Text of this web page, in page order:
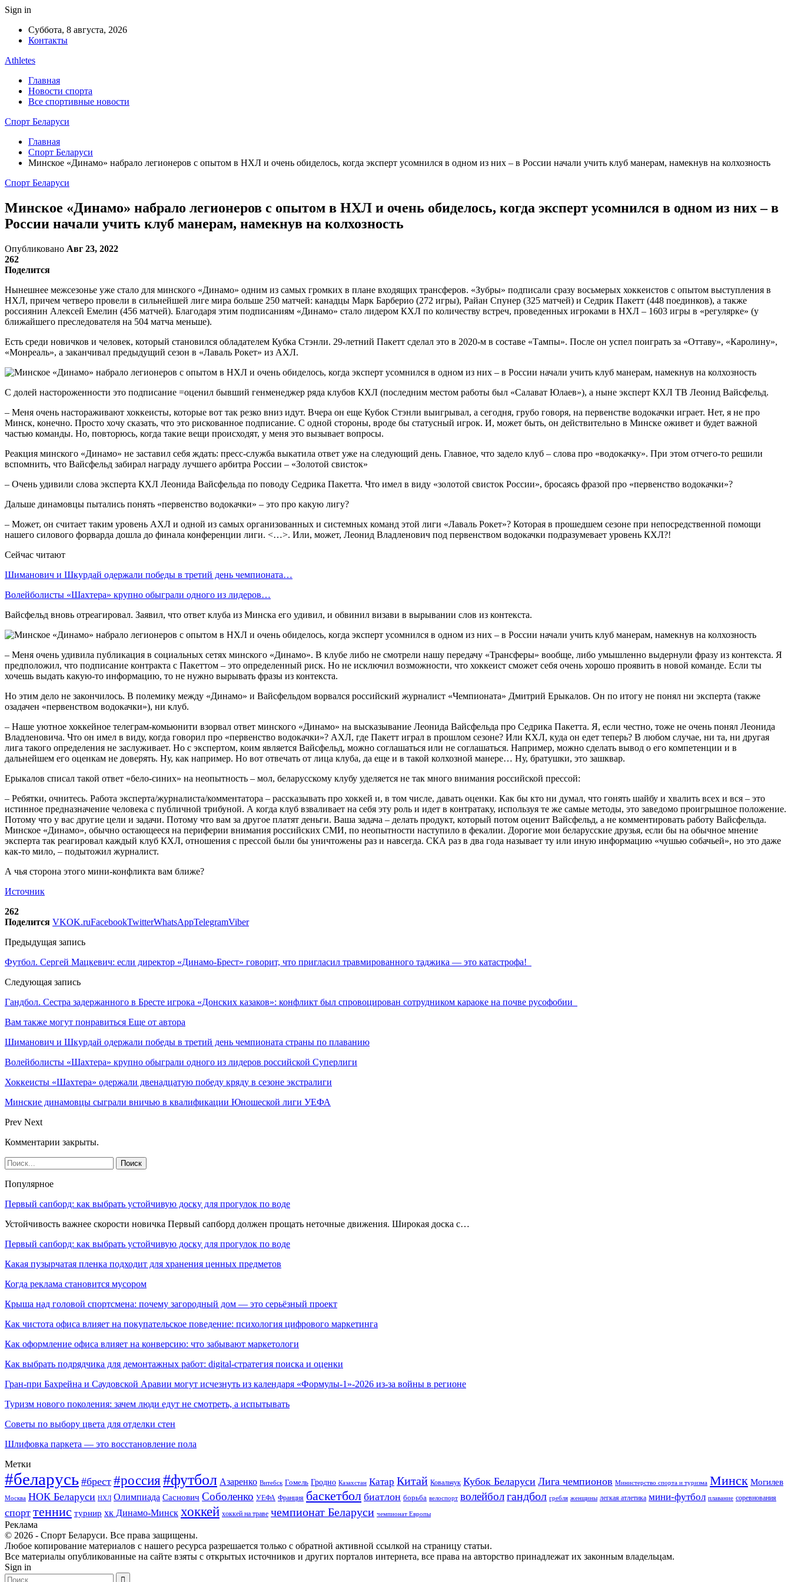
Sign in
Суббота, 8 августа, 2026
Контакты
Athletes
Главная
Новости спорта
Все спортивные новости
Спорт Беларуси
Главная
Спорт Беларуси
Минское «Динамо» набрало легионеров с опытом в НХЛ и очень обиделось, когда эксперт усомнился в одном из них – в России начали учить клуб манерам, намекнув на колхозность
Спорт Беларуси
Минское «Динамо» набрало легионеров с опытом в НХЛ и очень обиделось, когда эксперт усомнился в одном из них – в
России начали учить клуб манерам, намекнув на колхозность
Опубликовано Авг 23, 2022
262
Поделится
Нынешнее межсезонье уже стало для минского «Динамо» одним из самых громких в плане входящих трансферов. «Зубры» подписали сразу восьмерых хоккеистов с опытом выступления в
НХЛ, причем четверо провели в сильнейшей лиге мира больше 250 матчей: канадцы Марк Барберио (272 игры), Райан Спунер (325 матчей) и Седрик Пакетт (448 поединков), а также
россиянин Алексей Емелин (456 матчей). Благодаря этим подписаниям «Динамо» стало лидером КХЛ по количеству встреч, проведенных игроками в НХЛ – 1603 игры в «регулярке» (у
ближайшего преследователя на 504 матча меньше).
Есть среди новичков и человек, который становился обладателем Кубка Стэнли. 29-летний Пакетт сделал это в 2020-м в составе «Тампы». После он успел поиграть за «Оттаву», «Каролину»,
«Монреаль», а заканчивал предыдущий сезон в «Лаваль Рокет» из АХЛ.
С долей настороженности это подписание =оценил бывший генменеджер ряда клубов КХЛ (последним местом работы был «Салават Юлаев»), а ныне эксперт КХЛ ТВ Леонид Вайсфельд.
– Меня очень настораживают хоккеисты, которые вот так резко вниз идут. Вчера он еще Кубок Стэнли выигрывал, а сегодня, грубо говоря, на первенстве водокачки играет. Нет, я не про
Минск, конечно. Просто хочу сказать, что это рискованное подписание. С одной стороны, вроде бы статусный игрок. И, может быть, он действительно в Минске оживет и будет важной
частью команды. Но, повторюсь, когда такие вещи происходят, у меня это вызывает вопросы.
Реакция минского «Динамо» не заставил себя ждать: пресс-служба выкатила ответ уже на следующий день. Главное, что задело клуб – слова про «водокачку». При этом отчего-то решили
вспомнить, что Вайсфельд забирал награду лучшего арбитра России – «Золотой свисток»
– Очень удивили слова эксперта КХЛ Леонида Вайсфельда по поводу Седрика Пакетта. Что имел в виду «золотой свисток России», бросаясь фразой про «первенство водокачки»?
Дальше динамовцы пытались понять «первенство водокачки» – это про какую лигу?
– Может, он считает таким уровень АХЛ и одной из самых организованных и системных команд этой лиги «Лаваль Рокет»? Которая в прошедшем сезоне при непосредственной помощи
нашего силового форварда дошла до финала конференции лиги. <…>. Или, может, Леонид Владленович под первенством водокачки подразумевает уровень КХЛ?!
Сейчас читают
Шиманович и Шкурдай одержали победы в третий день чемпионата…
Волейболисты «Шахтера» крупно обыграли одного из лидеров…
Вайсфельд вновь отреагировал. Заявил, что ответ клуба из Минска его удивил, и обвинил визави в вырывании слов из контекста.
– Меня очень удивила публикация в социальных сетях минского «Динамо». В клубе либо не смотрели нашу передачу «Трансферы» вообще, либо умышленно выдернули фразу из контекста. Я
предположил, что подписание контракта с Пакеттом – это определенный риск. Но не исключил возможности, что хоккеист сможет себя очень хорошо проявить в новой команде. Если ты
хочешь выдать какую-то информацию, то не нужно вырывать фразы из контекста.
Но этим дело не закончилось. В полемику между «Динамо» и Вайсфельдом ворвался российский журналист «Чемпионата» Дмитрий Ерыкалов. Он по итогу не понял ни эксперта (также
озадачен «первенством водокачки»), ни клуб.
– Наше уютное хоккейное телеграм-комьюнити взорвал ответ минского «Динамо» на высказывание Леонида Вайсфельда про Седрика Пакетта. Я, если честно, тоже не очень понял Леонида
Владленовича. Что он имел в виду, когда говорил про «первенство водокачки»? АХЛ, где Пакетт играл в прошлом сезоне? Или КХЛ, куда он едет теперь? В любом случае, ни та, ни другая
лига такого определения не заслуживает. Но с экспертом, коим является Вайсфельд, можно соглашаться или не соглашаться. Например, можно сделать вывод о его компетенции и в
дальнейшем его оценкам не доверять. Ну, как например. Но вот отвечать от лица клуба, да еще и в такой колхозной манере… Ну, братушки, это зашквар.
Ерыкалов списал такой ответ «бело-синих» на неопытность – мол, беларусскому клубу уделяется не так много внимания российской прессой:
– Ребятки, очнитесь. Работа эксперта/журналиста/комментатора – рассказывать про хоккей и, в том числе, давать оценки. Как бы кто ни думал, что гонять шайбу и хвалить всех и вся – это
истинное предназначение человека с публичной трибуной. А когда клуб взваливает на себя эту роль и идет в контратаку, используя те же самые методы, это заведомо проигрышное положение.
Потому что у вас другие цели и задачи. Потому что вам за другое платят деньги. Ваша задача – делать продукт, который потом оценит Вайсфельд, а не комментировать работу Вайсфельда.
Минское «Динамо», обычно остающееся на периферии внимания российских СМИ, по неопытности наступило в фекалии. Дорогие мои беларусские друзья, если бы на обычное мнение
эксперта так реагировал каждый клуб КХЛ, отношения с прессой были бы уничтожены раз и навсегда. СКА раз в два года называет ту или иную информацию «чушью собачьей», но это даже
как-то мило, – подытожил журналист.
А чья сторона этого мини-конфликта вам ближе?
Источник
262
Поделится VKOK.ruFacebookTwitterWhatsAppTelegramViber
Предыдущая запись
Футбол. Сергей Мацкевич: если директор «Динамо-Брест» говорит, что пригласил травмированного таджика — это катастрофа!
Следующая запись
Гандбол. Сестра задержанного в Бресте игрока «Донских казаков»: конфликт был спровоцирован сотрудником караоке на почве русофобии
Вам также могут понравиться Еще от автора
Шиманович и Шкурдай одержали победы в третий день чемпионата страны по плаванию
Волейболисты «Шахтера» крупно обыграли одного из лидеров российской Суперлиги
Хоккеисты «Шахтера» одержали двенадцатую победу кряду в сезоне экстралиги
Минские динамовцы сыграли вничью в квалификации Юношеской лиги УЕФА
Prev Next
Комментарии закрыты.
Популярное
Первый сапборд: как выбрать устойчивую доску для прогулок по воде
Устойчивость важнее скорости новичка Первый сапборд должен прощать неточные движения. Широкая доска с…
Первый сапборд: как выбрать устойчивую доску для прогулок по воде
Какая пузырчатая пленка подходит для хранения ценных предметов
Когда реклама становится мусором
Крыша над головой спортсмена: почему загородный дом — это серьёзный проект
Как чистота офиса влияет на покупательское поведение: психология цифрового маркетинга
Как оформление офиса влияет на конверсию: что забывают маркетологи
Как выбрать подрядчика для демонтажных работ: digital-стратегия поиска и оценки
Гран-при Бахрейна и Саудовской Аравии могут исчезнуть из календаря «Формулы-1»-2026 из-за войны в регионе
Туризм нового поколения: зачем люди едут не смотреть, а испытывать
Советы по выбору цвета для отделки стен
Шлифовка паркета — это восстановление пола
Метки
#беларусь #брест #россия#футбол Азаренко Витебск Гомель Гродно Казахстан Катар Китай Ковальчук Кубок Беларуси Лига чемпионов Министерство спорта и туризма Минск Могилев
Москва НОК Беларуси НХЛ Олимпиада Саснович Соболенко УЕФА Франция баскетбол биатлон борьба велоспорт волейболгандбол гребля женщины легкая атлетика мини-футбол плавание соревнования
спорт теннис турнир хк Динамо-Минск хоккей хоккей на траве чемпионат Беларуси чемпионат Европы
Реклама
© 2026 - Спорт Беларуси. Все права защищены.
Любое копирование материалов с нашего ресурса разрешается только с обратной активной ссылкой на страницу статьи.
Все материалы опубликованные на сайте взяты с открытых источников и других порталов интернета, все права на авторство принадлежат их законным владельцам.
Sign in